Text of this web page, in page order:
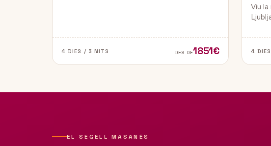
4 DIES / 3 NITS DES DE1851€
Viu
4
EL SEGELL MASANÉS